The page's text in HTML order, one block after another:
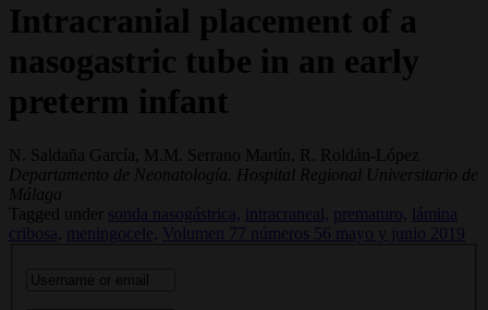
Intracranial placement of a
nasogastric tube in an early
preterm infant
N. Saldaña García, M.M. Serrano Martín, R. Roldán-López
Departamento de Neonatología. Hospital Regional Universitario de
Málaga
Tagged under
sonda nasogástrica, intracraneal, prematuro,
lámina
cribosa,
meningocele, Volumen 77 números 56 mayo y junio 2019